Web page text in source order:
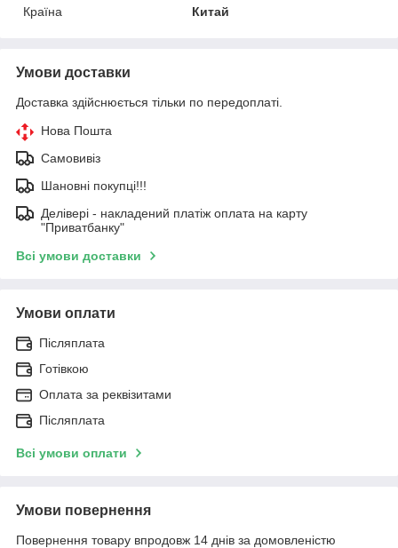
Країна
Китай
Умови доставки
Доставка здійснюється тільки по передоплаті.
Нова Пошта
Самовивіз
Шановні покупці!!!
Делівері - накладений платіж оплата на карту
"Приватбанку"
Всі умови доставки
Умови оплати
Післяплата
Готівкою
Оплата за реквізитами
Післяплата
Всі умови оплати
Умови повернення
Повернення товару впродовж 14 днів за домовленістю